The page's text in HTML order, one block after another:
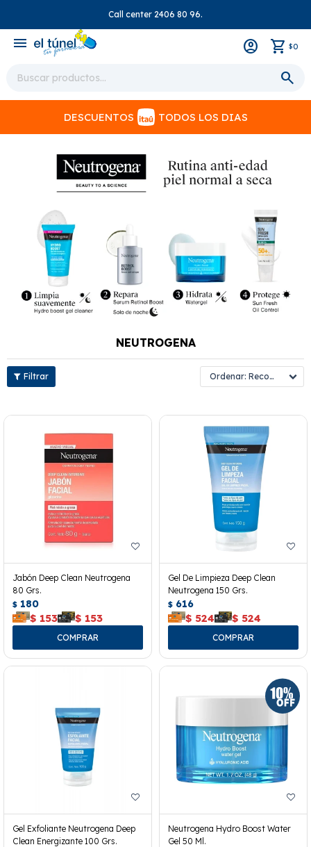
Call center 2406 80 96.
menu $0
DESCUENTOS TODOS LOS DIAS
NEUTROGENA
Recomendados
Jabón Deep Clean Neutrogena
80 Grs.
$ 180
$ 153 $ 153
Gel De Limpieza Deep Clean
Neutrogena 150 Grs.
$ 616
$ 524 $ 524
Gel Exfoliante Neutrogena Deep
Clean Energizante 100 Grs.
Neutrogena Hydro Boost Water
Gel 50 Ml.
close